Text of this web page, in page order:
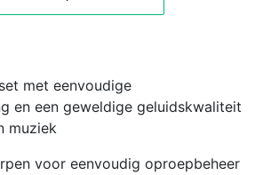
met eenvoudige
en een geweldige geluidskwaliteit
muziek
voor eenvoudig oproepbeheer